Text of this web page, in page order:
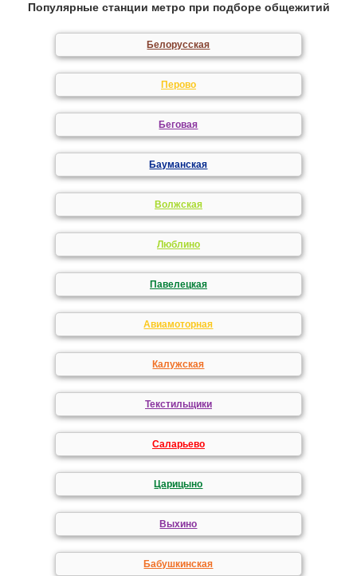
Популярные станции метро при подборе общежитий
Белорусская
Перово
Беговая
Бауманская
Волжская
Люблино
Павелецкая
Авиамоторная
Калужская
Текстильщики
Саларьево
Царицыно
Выхино
Бабушкинская